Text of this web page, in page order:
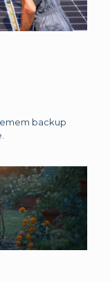
backup